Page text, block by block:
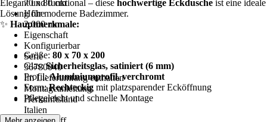
70 x 80 cm
Höhe
2.000 mm
Eigenschaft
Konfigurierbar
Serie
36780040
Im Lieferumfang enthalten
Montageanleitung
Herkunftsland
Italien
Elegant und funktional – diese hochwertige Eckdusche ist eine ideale
Lösung für moderne Badezimmer.
✨ Hauptmerkmale:
Größe: 80 x 70 x 200
Glas:Sicherheitsglas, satiniert (6 mm)
Profil:Aluminiumprofil, verchromt
Form:Rechteckig mit platzsparender Ecköffnung
Pflegeleicht und schnelle Montage